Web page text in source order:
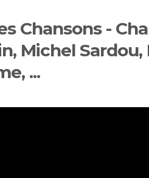
Chansons -
Michel
...